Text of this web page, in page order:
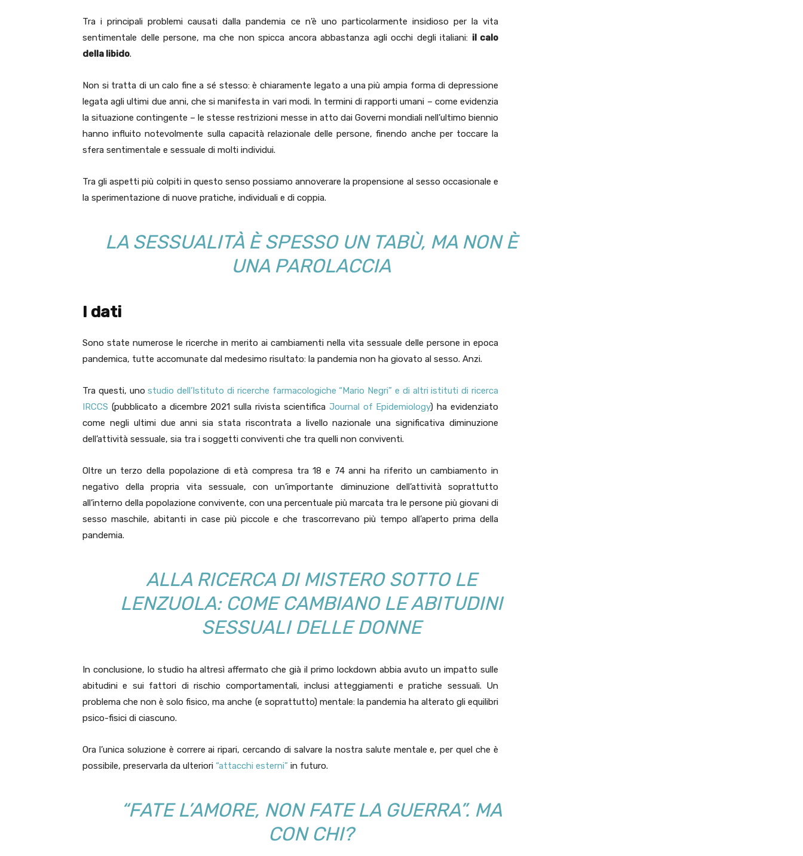
Tra i principali problemi causati dalla pandemia ce n’è uno particolarmente insidioso per la vita
sentimentale delle persone, ma che non spicca ancora abbastanza agli occhi degli italiani: il calo
della libido.
Non si tratta di un calo fine a sé stesso: è chiaramente legato a una più ampia forma di depressione
legata agli ultimi due anni, che si manifesta in vari modi. In termini di rapporti umani – come evidenzia
la situazione contingente – le stesse restrizioni messe in atto dai Governi mondiali nell’ultimo biennio
hanno influito notevolmente sulla capacità relazionale delle persone, finendo anche per toccare la
sfera sentimentale e sessuale di molti individui.
Tra gli aspetti più colpiti in questo senso possiamo annoverare la propensione al sesso occasionale e
la sperimentazione di nuove pratiche, individuali e di coppia.
LA SESSUALITÀ È SPESSO UN TABÙ, MA NON È
UNA PAROLACCIA
I dati
Sono state numerose le ricerche in merito ai cambiamenti nella vita sessuale delle persone in epoca
pandemica, tutte accomunate dal medesimo risultato: la pandemia non ha giovato al sesso. Anzi.
Tra questi, unostudio dell’Istituto di ricerche farmacologiche “Mario Negri” e di altri istituti di ricerca
IRCCS (pubblicato a dicembre 2021 sulla rivista scientifica Journal of Epidemiology) ha evidenziato
come negli ultimi due anni sia stata riscontrata a livello nazionale una significativa diminuzione
dell’attività sessuale, sia tra i soggetti conviventi che tra quelli non conviventi.
Oltre un terzo della popolazione di età compresa tra 18 e 74 anni ha riferito un cambiamento in
negativo della propria vita sessuale, con un’importante diminuzione dell’attività soprattutto
all’interno della popolazione convivente, con una percentuale più marcata tra le persone più giovani di
sesso maschile, abitanti in case più piccole e che trascorrevano più tempo all’aperto prima della
pandemia.
ALLA RICERCA DI MISTERO SOTTO LE
LENZUOLA: COME CAMBIANO LE ABITUDINI
SESSUALI DELLE DONNE
In conclusione, lo studio ha altresì affermato che già il primo lockdown abbia avuto un impatto sulle
abitudini e sui fattori di rischio comportamentali, inclusi atteggiamenti e pratiche sessuali. Un
problema che non è solo fisico, ma anche (e soprattutto) mentale: la pandemia ha alterato gli equilibri
psico-fisici di ciascuno.
Ora l’unica soluzione è correre ai ripari, cercando di salvare la nostra salute mentale e, per quel che è
possibile, preservarla da ulteriori “attacchi esterni” in futuro.
“FATE L’AMORE, NON FATE LA GUERRA”. MA
CON CHI?